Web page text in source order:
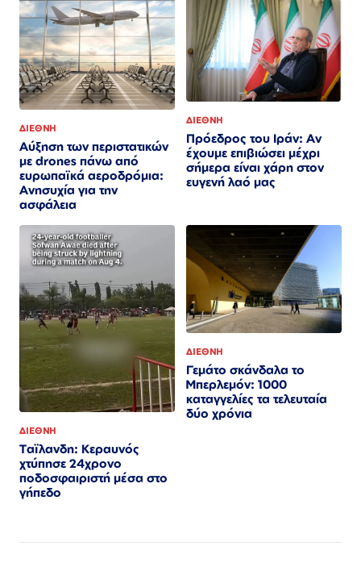
ΔΙΕΘΝΗ
Αύξηση των περιστατικών
με drones πάνω από
ευρωπαϊκά αεροδρόμια:
Ανησυχία για την
ασφάλεια
ΔΙΕΘΝΗ
Πρόεδρος του Ιράν: Αν
έχουμε επιβιώσει μέχρι
σήμερα είναι χάρη στον
ευγενή λαό μας
ΔΙΕΘΝΗ
Ταϊλανδη: Κεραυνός
χτύπησε 24χρονο
ποδοσφαιριστή μέσα στο
γήπεδο
ΔΙΕΘΝΗ
Γεμάτο σκάνδαλα το
Μπερλεμόν: 1000
καταγγελίες τα τελευταία
δύο χρόνια